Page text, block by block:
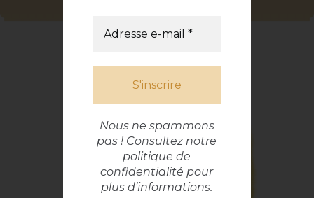
Nous ne spammons
pas ! Consultez notre
politique de
confidentialité pour
plus d’informations.